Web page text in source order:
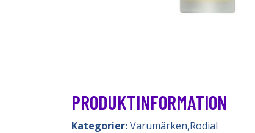
PRODUKTINFORMATION
Kategorier:Varumärken,Rodial